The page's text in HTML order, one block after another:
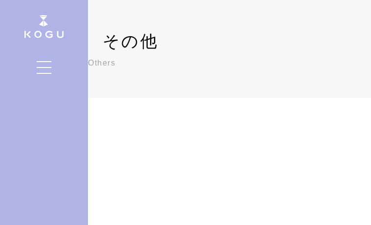
その他
Others